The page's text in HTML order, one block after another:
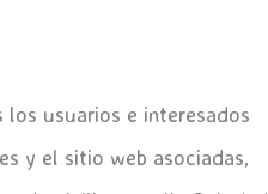
usuarios e interesados
y el sitio web asociadas,